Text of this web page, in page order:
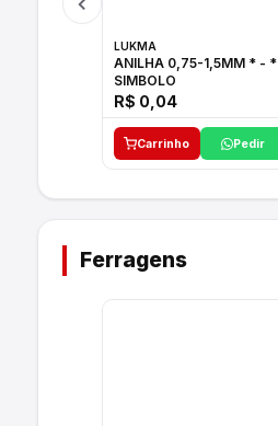
LUKMA
ANILHA 0,75-1,5MM * - *
SIMBOLO
R$ 0,04
Carrinho Pedir
Ferragens